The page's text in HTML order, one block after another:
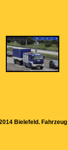
Bielefeld.